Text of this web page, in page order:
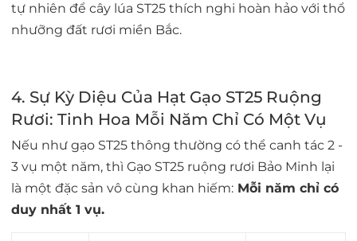
tự nhiên để cây lúa ST25 thích nghi hoàn hảo với thổ
nhưỡng đất rươi miền Bắc.
4. Sự Kỳ Diệu Của Hạt Gạo ST25 Ruộng
Rươi: Tinh Hoa Mỗi Năm Chỉ Có Một Vụ
Nếu như gạo ST25 thông thường có thể canh tác 2 -
3 vụ một năm, thì Gạo ST25 ruộng rươi Bảo Minh lại
là một đặc sản vô cùng khan hiếm: Mỗi năm chỉ có
duy nhất 1 vụ.